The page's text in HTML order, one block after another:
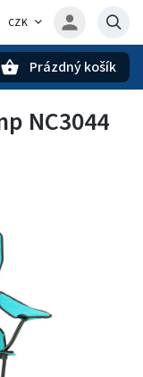
CZK
Prázdný košík
NC3044